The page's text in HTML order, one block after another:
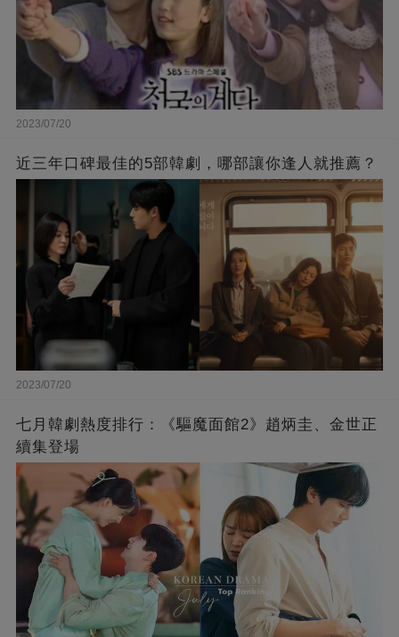
2023/07/20
近三年口碑最佳的5部韓劇，哪部讓你逢人就推薦？
2023/07/20
七月韓劇熱度排行：《驅魔面館2》趙炳圭、金世正
續集登場